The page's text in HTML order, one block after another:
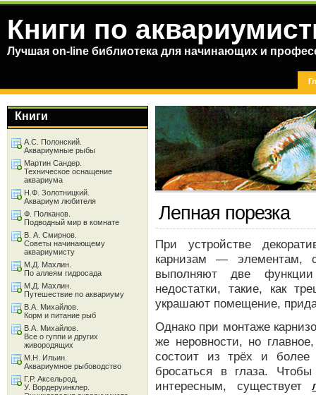
Книги по
Лучшая on-line библиотека для начинающих и
Лепная порезка
При устройстве
карнизам — элементам,
выполняют две
недостатки, такие, как
украшают помещение,
Однако при монтаже
же неровности, но
состоит из трёх и
бросаться в глаза.
интересным, существует
Книги
А.С. Полонский.
Аквариумные рыбы
Мартин Сандер.
Техническое оснащение
аквариума
Н.Ф. Золотницкий.
Аквариум любителя
Ф. Полканов.
Подводный мир в комнате
В. А. Смирнов.
Советы начинающему
аквариумисту
М.Д. Махлин.
По аллеям гидросада
М.Д. Махлин.
Путешествие по аквариуму
В.А. Михайлов.
Корм и питание рыб
В.А. Михайлов.
Все о гуппи и других
живородящих
М.Н. Ильин.
Аквариумное рыбоводство
Г.Р. Аксельрод,
У. Вордеруинклер.